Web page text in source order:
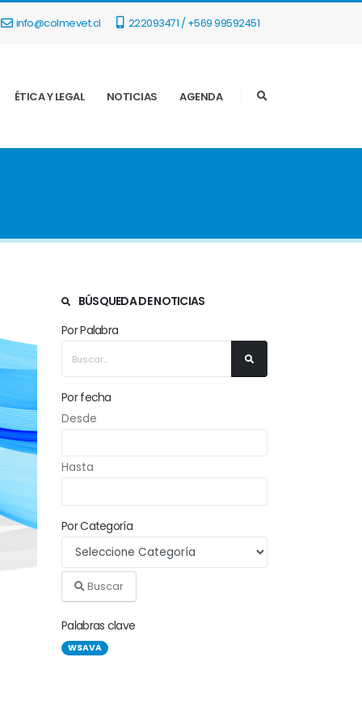
info@colmevet.cl 222093471 / +569 99592451
ÉTICA Y LEGAL NOTICIAS AGENDA
BÚSQUEDA DE NOTICIAS
Por Palabra
Por fecha
Desde
Hasta
Por Categoría
Buscar
Palabras clave
WSAVA